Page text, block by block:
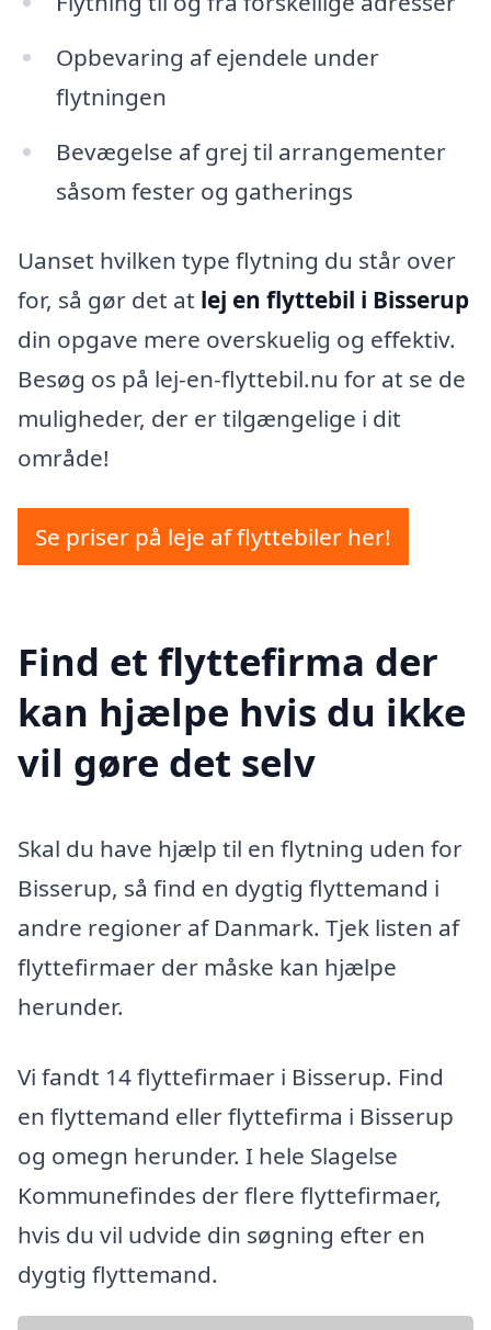
Opbevaring af ejendele under
flytningen
Bevægelse af grej til arrangementer
såsom fester og gatherings
Uanset hvilken type flytning du står over
for, så gør det at lej en flyttebil i Bisserup
din opgave mere overskuelig og effektiv.
Besøg os på lej-en-flyttebil.nu for at se de
muligheder, der er tilgængelige i dit
område!
Se priser på leje af flyttebiler her!
Find et flyttefirma der
kan hjælpe hvis du ikke
vil gøre det selv
Skal du have hjælp til en flytning uden for
Bisserup, så find en dygtig flyttemand i
andre regioner af Danmark. Tjek listen af
flyttefirmaer der måske kan hjælpe
herunder.
Vi fandt 14 flyttefirmaer i Bisserup. Find
en flyttemand eller flyttefirma i Bisserup
og omegn herunder. I hele Slagelse
Kommunefindes der flere flyttefirmaer,
hvis du vil udvide din søgning efter en
dygtig flyttemand.